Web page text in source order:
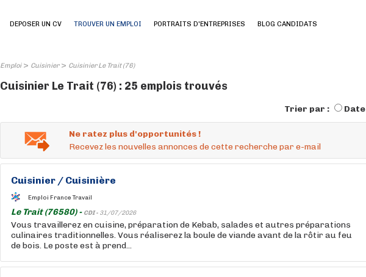
DEPOSER UN CV TROUVER UN EMPLOI PORTRAITS D'ENTREPRISES BLOG CANDIDATS
Emploi> Cuisinier> Cuisinier Le Trait (76)
Cuisinier Le Trait (76) : 25 emplois trouvés
Trier par : Date
Ne ratez plus d'opportunités !
Recevez les nouvelles annonces de cette recherche par e-mail
Cuisinier / Cuisinière
Emploi France Travail
Le Trait (76580) - CDI - 31/07/2026
Vous travaillerez en cuisine, préparation de Kebab, salades et autres préparations
culinaires traditionnelles. Vous réaliserez la boule de viande avant de la rôtir au feu
de bois. Le poste est à prend...